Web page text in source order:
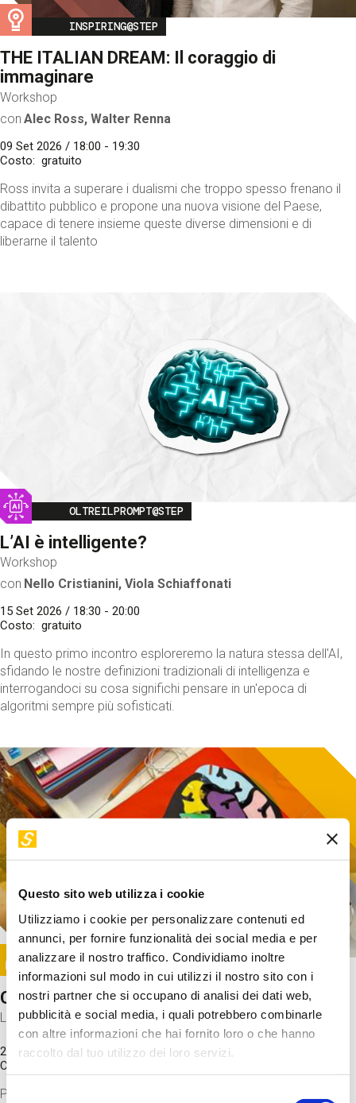
Questo sito web utilizza i cookie
Utilizziamo i cookie per personalizzare contenuti ed
annunci, per fornire funzionalità dei social media e per
analizzare il nostro traffico. Condividiamo inoltre
informazioni sul modo in cui utilizzi il nostro sito con i
nostri partner che si occupano di analisi dei dati web,
pubblicità e social media, i quali potrebbero combinarle
con altre informazioni che hai fornito loro o che hanno
raccolto dal tuo utilizzo dei loro servizi.
Selezione
Image
INSPIRING@STEP
THE ITALIAN DREAM: Il coraggio di
immaginare
Workshop
con Alec Ross, Walter Renna
09 Set 2026 / 18:00 - 19:30
Costo
gratuito
Ross invita a superare i dualismi che troppo spesso frenano il
dibattito pubblico e propone una nuova visione del Paese,
capace di tenere insieme queste diverse dimensioni e di
liberarne il talento
Image
OLTREILPROMPT@STEP
L’AI è intelligente?
Workshop
con Nello Cristianini, Viola Schiaffonati
15 Set 2026 / 18:30 - 20:00
Costo
gratuito
In questo primo incontro esploreremo la natura stessa dell'AI,
sfidando le nostre definizioni tradizionali di intelligenza e
interrogandoci su cosa significhi pensare in un'epoca di
algoritmi sempre più sofisticati.
Image
SUNDAY@STEP
Come funziona il cervello?
Laboratorio
20 Set 2026 / 11:15 - 13:00
Costo
Proveremo a costruire un cervello in cartoncino cercando di